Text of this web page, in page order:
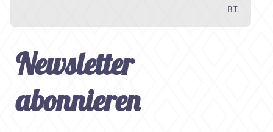
B.T.
Newsletter
abonnieren